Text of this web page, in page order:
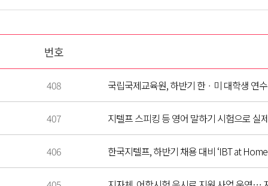
번호
408 국립국제교육원, 하반기 한ㆍ미 대학생 연
407 지텔프 스피킹 등 영어 말하기 시험으로 실
406 한국지텔프, 하반기 채용 대비 ‘IBT at